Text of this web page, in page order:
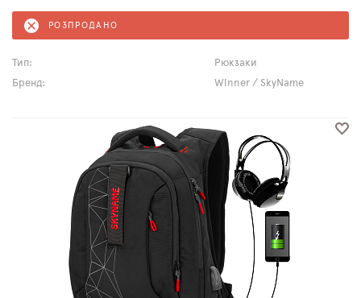
РОЗПРОДАНО
Тип:
Рюкзаки
Бренд:
Winner / SkyName